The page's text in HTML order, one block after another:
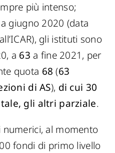
più intenso;
giugno 2020 (data
gli istituti sono
a 63 a fine 2021, per
quota 68 (63
di AS), di cui 30
gli altri parziale.
al momento
fondi di primo livello